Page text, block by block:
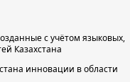
с учётом языковых,
Казахстана
инновации в области